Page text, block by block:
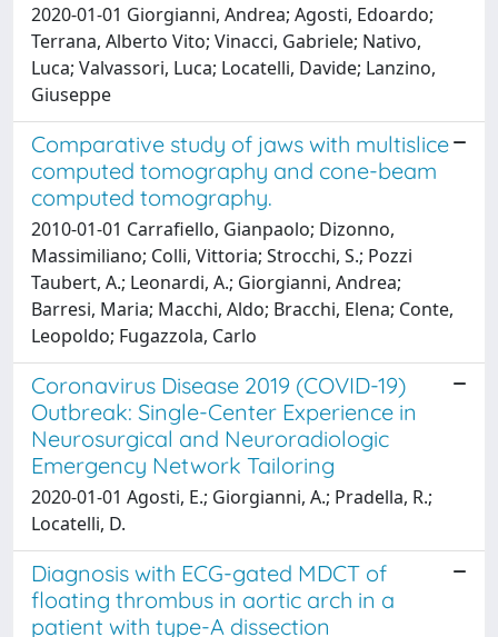
2020-01-01 Giorgianni, Andrea; Agosti, Edoardo;
Terrana, Alberto Vito; Vinacci, Gabriele; Nativo,
Luca; Valvassori, Luca; Locatelli, Davide; Lanzino,
Giuseppe
Comparative study of jaws with multislice
computed tomography and cone-beam
computed tomography.
2010-01-01 Carrafiello, Gianpaolo; Dizonno,
Massimiliano; Colli, Vittoria; Strocchi, S.; Pozzi
Taubert, A.; Leonardi, A.; Giorgianni, Andrea;
Barresi, Maria; Macchi, Aldo; Bracchi, Elena; Conte,
Leopoldo; Fugazzola, Carlo
Coronavirus Disease 2019 (COVID-19)
Outbreak: Single-Center Experience in
Neurosurgical and Neuroradiologic
Emergency Network Tailoring
2020-01-01 Agosti, E.; Giorgianni, A.; Pradella, R.;
Locatelli, D.
Diagnosis with ECG-gated MDCT of
floating thrombus in aortic arch in a
patient with type-A dissection